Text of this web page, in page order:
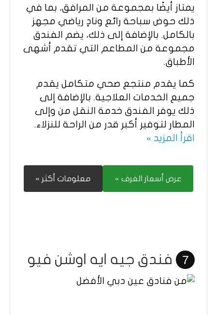
يمتاز أيضًا بمجموعة من المرافق، بما في
ذلك حوض سباحة رائع ونادٍ رياضي مجهز
بالكامل. بالإضافة إلى ذلك، يضم الفندق
مجموعة من المطاعم التي تقدم أشهى
الأطباق.
كما يقدم منتجع صحي متكامل يقدم
جميع الخدمات العلاجية. بالإضافة إلى
ذلك يوفر الفندق خدمة النقل من وإلى
المطار لتوفير أكبر قدر من الراحة للنزلاء.
اقرأ المزيد »
عرض أسعار الغرف » معلومات أكثر »
7 فندق جيه ايه اوشن فيو